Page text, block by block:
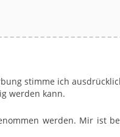
stimme ich
werden kann.
werden. Mir ist